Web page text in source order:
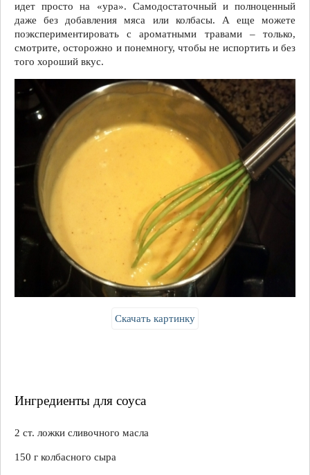
идет просто на «ура». Самодостаточный и полноценный
даже без добавления мяса или колбасы. А еще можете
поэкспериментировать с ароматными травами – только,
смотрите, осторожно и понемногу, чтобы не испортить и без
того хороший вкус.
Скачать картинку
Ингредиенты для соуса
2 ст. ложки сливочного масла
150 г колбасного сыра